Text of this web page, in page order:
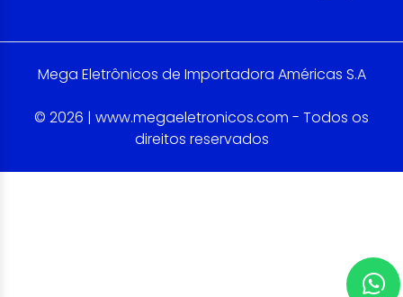
Mega Eletrônicos de Importadora Américas S.A
© 2026 | www.megaeletronicos.com - Todos os
direitos reservados